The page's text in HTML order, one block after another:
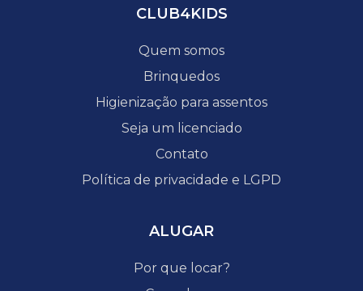
CLUB4KIDS
Quem somos
Brinquedos
Higienização para assentos
Seja um licenciado
Contato
Política de privacidade e LGPD
ALUGAR
Por que locar?